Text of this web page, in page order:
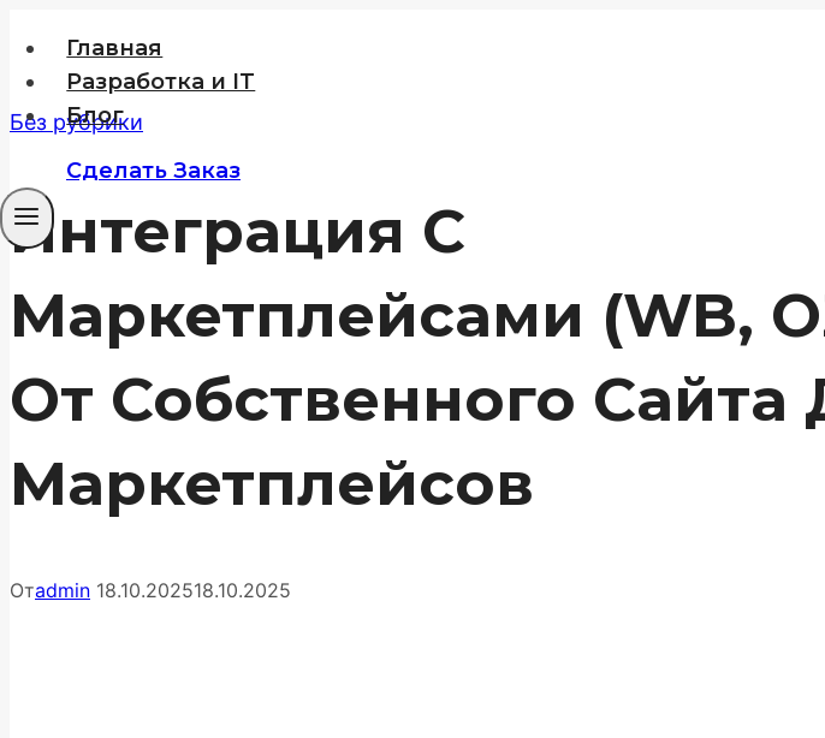
содержимому
Главная
Разработка и IT
Блог
Сделать Заказ
Без рубрики
Интеграция С
Маркетплейсами (wB,
От Собственного Сайта
Маркетплейсов
Отadmin 18.10.202518.10.2025